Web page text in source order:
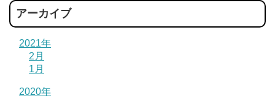
アーカイブ
2021年
2月
1月
2020年